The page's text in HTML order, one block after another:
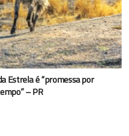
Estrela é “promessa por
– PR